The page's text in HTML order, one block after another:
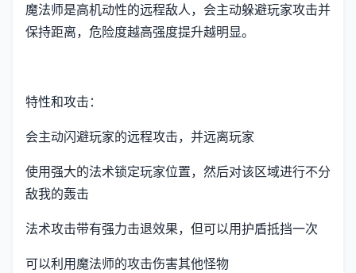
魔法师是高机动性的远程敌人，会主动躲避玩家攻击并
保持距离，危险度越高强度提升越明显。
特性和攻击：
会主动闪避玩家的远程攻击，并远离玩家
使用强大的法术锁定玩家位置，然后对该区域进行不分
敌我的轰击
法术攻击带有强力击退效果，但可以用护盾抵挡一次
可以利用魔法师的攻击伤害其他怪物